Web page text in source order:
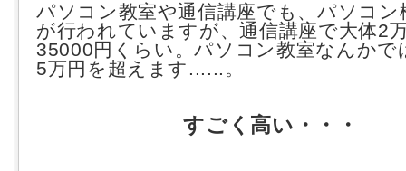
パソコン教室や通信講座でも、パソコン
が行われていますが、通信講座で大体2
35000円くらい。パソコン教室なんかで
5万円を超えます......。
すごく高い・・・